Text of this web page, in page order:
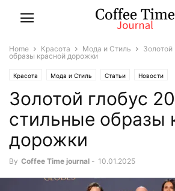
Home Красота Мода и Стиль
Золотой
образы красной дорожки
Красота Мода и Стиль Статьи Новости
Золотой глобус
стильные образы
дорожки
By Coffee Time journal - 10.01.2025